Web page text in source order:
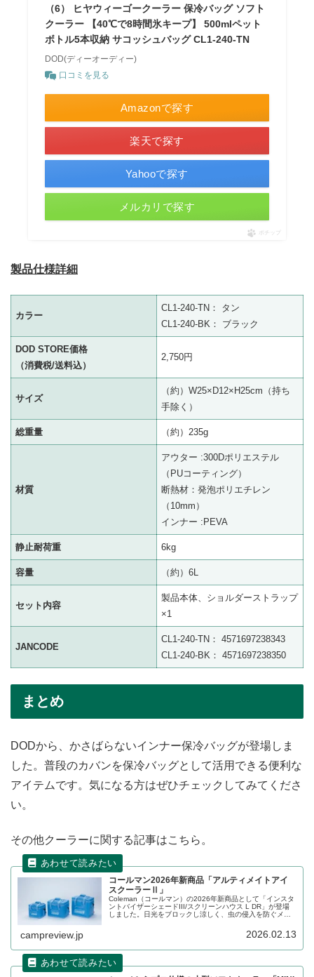
（6） ヒヤウィーゴークーラー 保冷バッグ ソフト
クーラー 【40℃で8時間氷キープ】 500mlペット
ボトル5本収納 サコッシュバッグ CL1-240-TN
DOD(ディーオーディー)
口コミを見る
Amazonで探す
楽天で探す
Yahooで探す
メルカリで探す
ポチップ
製品仕様詳細
カラー
CL1-240-TN： タン
CL1-240-BK： ブラック
DOD STORE価格
（消費税/送料込）
2,750円
サイズ
（約）W25×D12×H25cm（持ち
手除く）
総重量 （約）235g
材質
アウター :300Dポリエステル
（PUコーティング）
断熱材：発泡ポリエチレン
（10mm）
インナー :PEVA
静止耐荷重 6kg
容量 （約）6L
セット内容
製品本体、ショルダーストラップ
×1
JANCODE
CL1-240-TN： 4571697238343
CL1-240-BK： 4571697238350
まとめ
DODから、かさばらないインナー保冷バッグが登場しま
した。普段のカバンを保冷バッグとして活用できる便利な
アイテムです。気になる方はぜひチェックしてみてくださ
い。
その他クーラーに関する記事はこちら。
コールマン2026年新商品「アルティメイトアイ
スクーラーⅡ」
Coleman（コールマン）の2026年新商品として「インスタ
ントバイザーシェードIII/スクリーンハウス L DR」が登場
しました。日光をブロックし涼しく、虫の侵入を防ぐメッ
campreview.jp 2026.02.13